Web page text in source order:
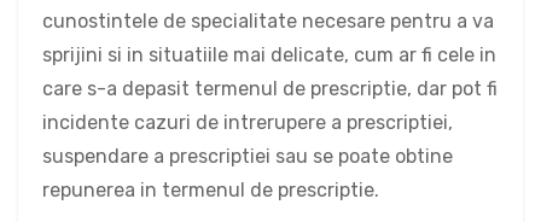
cunostintele de specialitate necesare pentru a va
sprijini si in situatiile mai delicate, cum ar fi cele in
care s-a depasit termenul de prescriptie, dar pot fi
incidente cazuri de intrerupere a prescriptiei,
suspendare a prescriptiei sau se poate obtine
repunerea in termenul de prescriptie.